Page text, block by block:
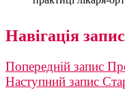
Навігація
Попередній запис
Наступний запис